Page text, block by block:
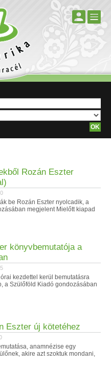
Rozán Eszter
be Rozán Eszter nyolcadik, a
megjelent Mielőtt kiapad
könyvbemutatója a
kezdettel kerül bemutatásra
a Szülőföld Kiadó gondozásában
Eszter új kötetéhez
anamnézise egy
akire azt szoktuk mondani,